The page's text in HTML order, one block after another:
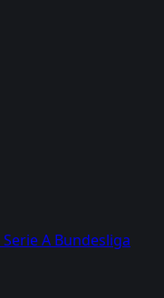
Serie A Bundesliga